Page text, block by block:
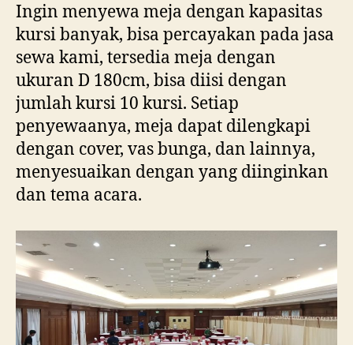
Ingin menyewa meja dengan kapasitas
kursi banyak, bisa percayakan pada jasa
sewa kami, tersedia meja dengan
ukuran D 180cm, bisa diisi dengan
jumlah kursi 10 kursi. Setiap
penyewaanya, meja dapat dilengkapi
dengan cover, vas bunga, dan lainnya,
menyesuaikan dengan yang diinginkan
dan tema acara.